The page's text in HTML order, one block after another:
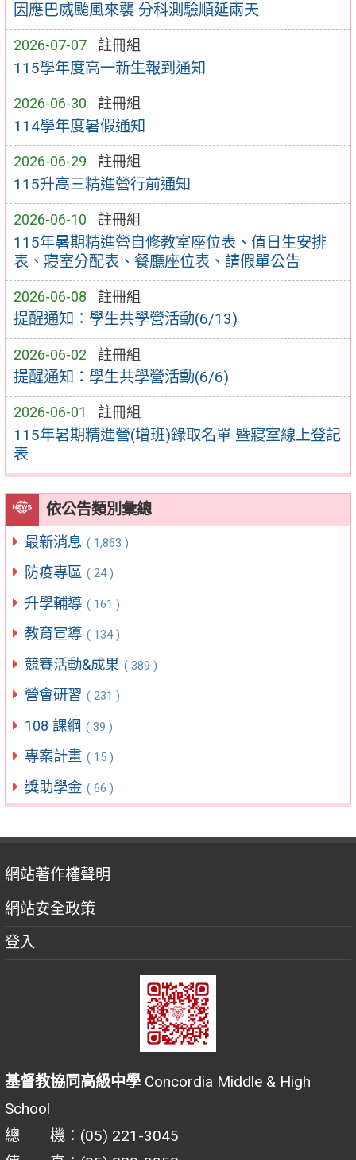
因應巴威颱風來襲 分科測驗順延兩天
2026-07-07 註冊組
115學年度高一新生報到通知
2026-06-30 註冊組
114學年度暑假通知
2026-06-29 註冊組
115升高三精進營行前通知
2026-06-10 註冊組
115年暑期精進營自修教室座位表、值日生安排
表、寢室分配表、餐廳座位表、請假單公告
2026-06-08 註冊組
提醒通知：學生共學營活動(6/13)
2026-06-02 註冊組
提醒通知：學生共學營活動(6/6)
2026-06-01 註冊組
115年暑期精進營(增班)錄取名單 暨寢室線上登記
表
依公告類別彙總
最新消息 ( 1,863 )
防疫專區 ( 24 )
升學輔導 ( 161 )
教育宣導 ( 134 )
競賽活動&成果 ( 389 )
營會研習 ( 231 )
108 課綱 ( 39 )
專案計畫 ( 15 )
獎助學金 ( 66 )
網站著作權聲明
網站安全政策
登入
基督教協同高級中學 Concordia Middle & High
School
總 機：(05) 221-3045